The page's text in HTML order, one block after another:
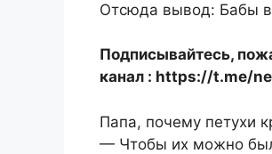
Отсюда вывод: Бабы
Подписывайтесь,
канал : https://t.me/
Папа, почему петухи
— Чтобы их можно